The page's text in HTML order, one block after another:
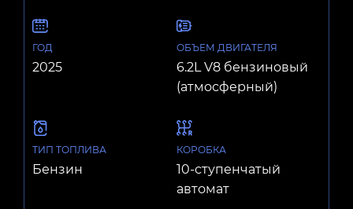
ГОД
2025
ОБЪЕМ ДВИГАТЕЛЯ
6.2L V8 бензиновый
(атмосферный)
ТИП ТОПЛИВА
Бензин
КОРОБКА
10-ступенчатый
автомат